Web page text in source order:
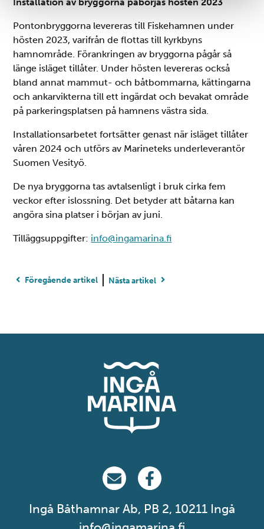
och annonserna till användarna, tillhandahålla funktioner
för sociala medier och analysera vår trafik. Vi
vidarebefordrar även sådana identifierare och annan
information från din enhet till de sociala medier och
annons- och analysföretag som vi samarbetar med.
Dessa kan i sin tur kombinera informationen med annan
information som du har tillhandahållit eller som de har
Installation av bryggorna påbörjas hösten 2023
Pontonbryggorna levereras till Fiskehamnen under
hösten 2023, varifrån de flottas till kyrkbyns
hamnområde. Förankringen av bryggorna pågår så
länge isläget tillåter. Under hösten levereras också
bland annat mammut- och båtbommarna, kättingarna
och ankarvikterna till ett ingärdat och bevakat område
på parkeringsplatsen på hamnens västra sida.
Installationsarbetet fortsätter genast när isläget tillåter
våren 2024 och utförs av Marineteks underleverantör
Suomen Vesityö.
De nya bryggorna tas avtalsenligt i bruk cirka fem
veckor efter islossning. Det betyder att båtarna kan
angöra sina platser i början av juni.
Tilläggsuppgifter: info@ingamarina.fi
Föregående artikel Nästa artikel
Ingå Marina på emailIngå Marina på Facebook
Ingå Båthamnar Ab, PB 2, 10211 Ingå